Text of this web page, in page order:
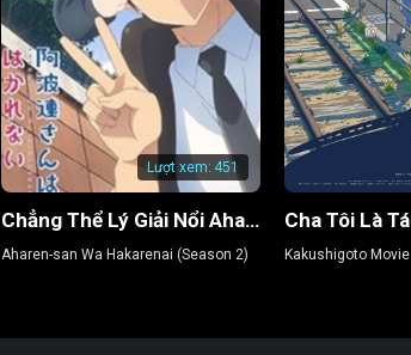
Lượt xem: 451
Chẳng Thể Lý Giải Nổi Aharen-san (Phần 2)
Aharen-san Wa Hakarenai (Season 2) Kakushigoto Movie